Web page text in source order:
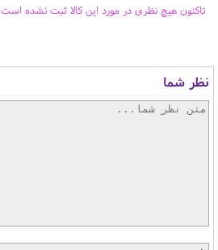
تاکنون هیچ نظری در مورد این کالا ثبت نشده است
نظر شما